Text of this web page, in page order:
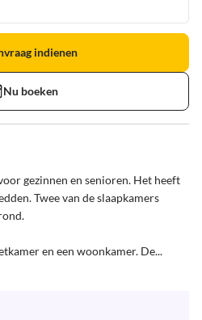
indienen
Nu boeken
gezinnen en senioren. Het heeft
Twee van de slaapkamers
en een woonkamer. De...